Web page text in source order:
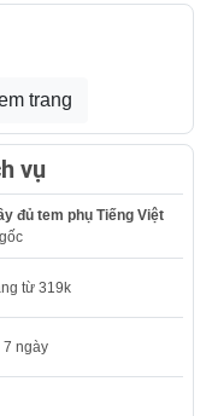
trang
vụ
đủ tem phụ Tiếng Việt
từ 319k
7 ngày